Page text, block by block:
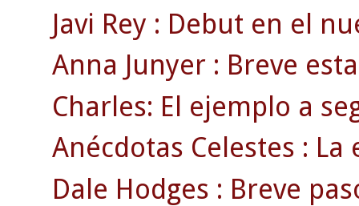
Javi Rey : Debut en el
Anna Junyer : Breve
Charles: El ejemplo a
Anécdotas Celestes :
Dale Hodges : Breve